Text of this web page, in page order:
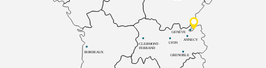
BORDEAUX
CLERMONT-
FERRAND
LYON
ANNECY
GRENOBLE
GENÈVE